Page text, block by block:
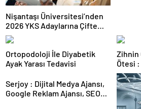
Nişantaşı Üniversitesi’nden
2026 YKS Adaylarına Çifte
Güvence: Sabit Ücret ve
Kesintisiz Burs
Ortopodoloji İle Diyabetik
Ayak Yarası Tedavisi
Zihnin
Ötesi
Serjoy : Dijital Medya Ajansı,
Google Reklam Ajansı, SEO